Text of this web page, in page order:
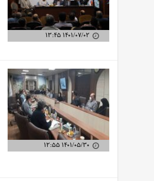
۱۴۰۱/۰۷/۰۲ ۱۳:۴۵
۱۴۰۱/۰۵/۳۰ ۱۲:۵۵